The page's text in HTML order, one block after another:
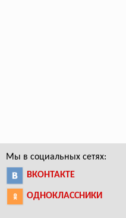
Мы в социальных сетях:
ВКОНТАКТЕ
ОДНОКЛАССНИКИ